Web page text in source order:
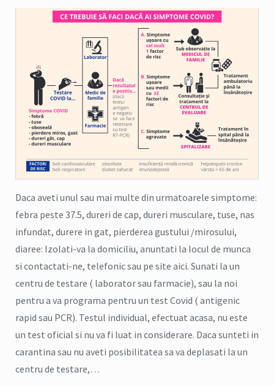
Daca aveti unul sau mai multe din urmatoarele simptome:
febra peste 37.5, dureri de cap, dureri musculare, tuse, nas
infundat, durere in gat, pierderea gustului /mirosului,
diaree: Izolati-va la domiciliu, anuntati la locul de munca
si contactati-ne, telefonic sau pe site aici. Sunati la un
centru de testare ( laborator sau farmacie), sau la noi
pentru a va programa pentru un test Covid ( antigenic
rapid sau PCR). Testul individual, efectuat acasa, nu este
un test oficial si nu va fi luat in considerare. Daca sunteti in
carantina sau nu aveti posibilitatea sa va deplasati la un
centru de testare,…